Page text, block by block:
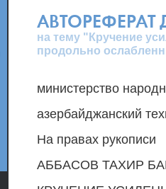
АВТОРЕФЕРАТ
на тему "Кручение
продольно
министерство
азербайджанский
На правах рукописи
АББАСОВ ТАХИР